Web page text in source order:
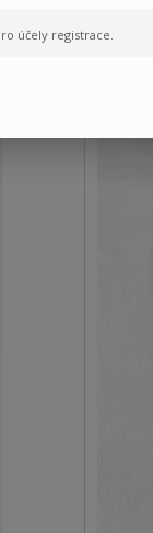
účely registrace.